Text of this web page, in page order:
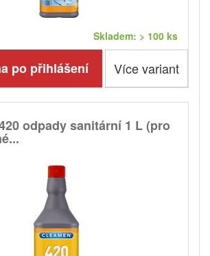
Skladem: > 100 ks
po přihlášení Více variant
odpady sanitární 1 L (pro